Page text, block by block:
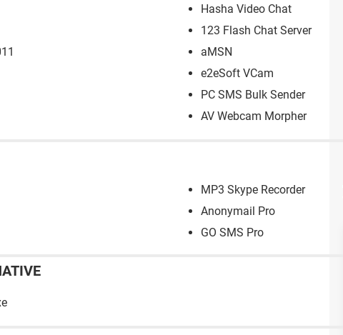
Hasha Video Chat
123 Flash Chat Server
aMSN
e2eSoft VCam
PC SMS Bulk Sender
AV Webcam Morpher
MP3 Skype Recorder
Anonymail Pro
GO SMS Pro